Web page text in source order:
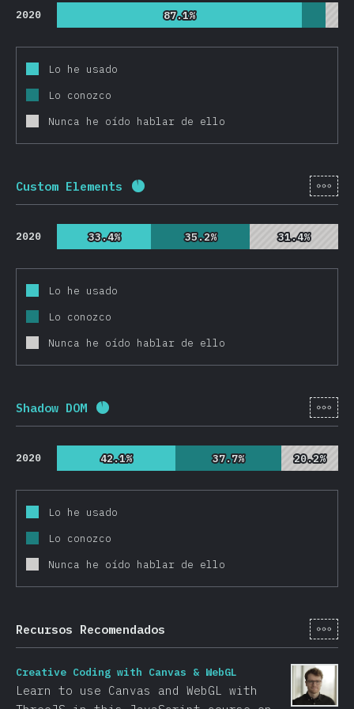
2020 87.1%
87.1%
Lo he usado
Lo conozco
Nunca he oído hablar de ello
Custom Elements Porcentaje completado: 92.4% (
[es-
2020 33.4%
33.4% 35.2%
35.2% 31.4%
31.4%
Lo he usado
Lo conozco
Nunca he oído hablar de ello
Shadow DOM Porcentaje completado: 22000
[es-
2020 42.1%
42.1% 37.7%
37.7% 20.2%
20.2%
Lo he usado
Lo conozco
Nunca he oído hablar de ello
Recursos Recomendados [es-
Creative Coding with Canvas & WebGL
Learn to use Canvas and WebGL with